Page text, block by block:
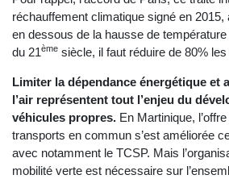
réchauffement climatique signé en
en dessous de la hausse de température
du 21ème siècle, il faut réduire de 80%
Limiter la dépendance énergétique et
l’air représentent tout l’enjeu du
véhicules propres. En Martinique,
transports en commun s’est améliorée
avec notamment le TCSP. Mais
mobilité verte est nécessaire sur